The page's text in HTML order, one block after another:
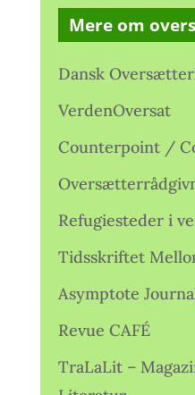
Mere om
Dansk
VerdenOversat
Counterpoint /
Refugiesteder i
Tidsskriftet
Asymptote
Revue CAFÉ
TraLaLit –